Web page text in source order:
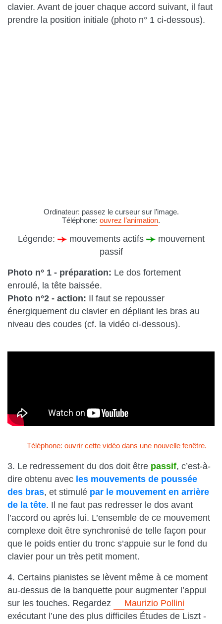
clavier. Avant de jouer chaque accord suivant, il faut
prendre la position initiale (photo n° 1 ci-dessous).
Ordinateur: passez le curseur sur l’image.
Téléphone: ouvrez l’animation.
Légende: mouvements actifs
mouvement
passif
Photo n° 1 - préparation: Le dos fortement
enroulé, la tête baissée.
Photo n°2 - action: Il faut se repousser
énergiquement du clavier en dépliant les bras au
niveau des coudes (cf. la vidéo ci-dessous).
Téléphone: ouvrir cette vidéo dans une nouvelle fenêtre.
3. Le redressement du dos doit être passif, c’est-à-
dire obtenu avec les mouvements de poussée
des bras, et stimulé par le mouvement en arrière
de la tête. Il ne faut pas redresser le dos avant
l’accord ou après lui. L’ensemble de ce mouvement
complexe doit être synchronisé de telle façon pour
que le poids entier du tronc s’appuie sur le fond du
clavier pour un très petit moment.
4. Certains pianistes se lèvent même à ce moment
au-dessus de la banquette pour augmenter l’appui
sur les touches. Regardez
Maurizio Pollini
exécutant l’une des plus difficiles Études de Liszt -